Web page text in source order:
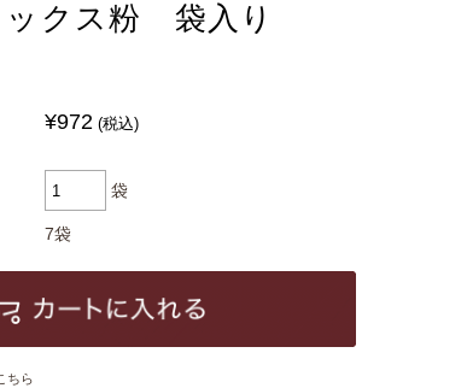
ックス粉 袋入り
¥972 (税込)
袋
7袋
ちら